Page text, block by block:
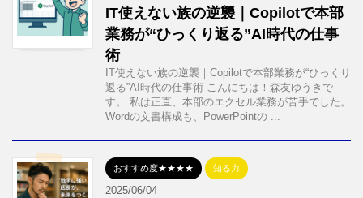
IT使えない族の逆襲｜Copilotで本部
業務が“ひっくり返る”AI時代の仕事
術
IT使えない族の逆襲｜Copilotで本部業務が“ひっくり
返る”AI時代の仕事術 こんにちは！森友ゆうきで
す。 私は正直、本部のエクセル業務が苦手でした。
Wordの文書構成も、PowerPointの ...
おすすめ度★★★★ 知る力
2025/06/04